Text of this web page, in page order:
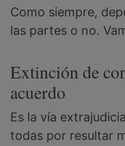
Como siempre,
las partes o no.
Extinción de
acuerdo
Es la vía
todas por resultar